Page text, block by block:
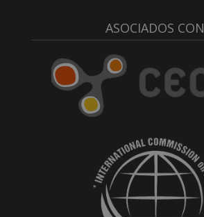
ASOCIADOS CON